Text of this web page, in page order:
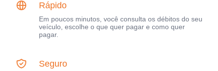
Rápido
Em poucos minutos, você consulta os débitos do seu
veículo, escolhe o que quer pagar e como quer
pagar.
Seguro